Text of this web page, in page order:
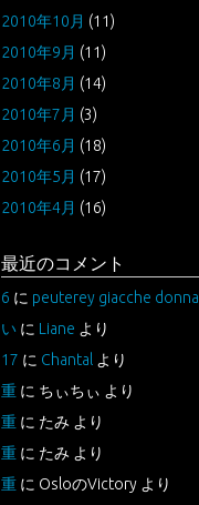
2010年10月 (11)
2010年9月 (11)
2010年8月 (14)
2010年7月 (3)
2010年6月 (18)
2010年5月 (17)
2010年4月 (16)
最近のコメント
6 に peuterey giacche donna
いに Liane より
17 に Chantal より
重に ちぃちぃ より
重に たみより
重に たみより
重に OsloのVictoryより